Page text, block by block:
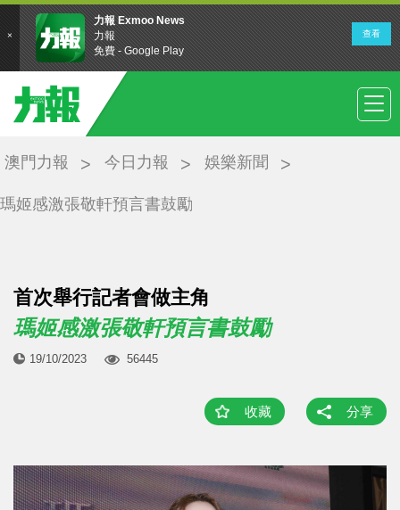
澳門力報 今日力報 娛樂新聞
瑪姬感激張敬軒預言書鼓勵
首次舉行記者會做主角
瑪姬感激張敬軒預言書鼓勵
19/10/2023 56445
收藏 分享